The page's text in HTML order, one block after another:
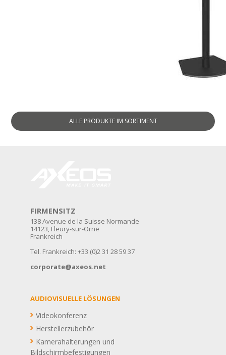
ALLE PRODUKTE IM SORTIMENT
FIRMENSITZ
138 Avenue de la Suisse Normande
14123, Fleury-sur-Orne
Frankreich
Tel. Frankreich: +33 (0)2 31 28 59 37
corporate@axeos.net
AUDIOVISUELLE LÖSUNGEN
Videokonferenz
Herstellerzubehör
Kamerahalterungen und
Bildschirmbefestigungen